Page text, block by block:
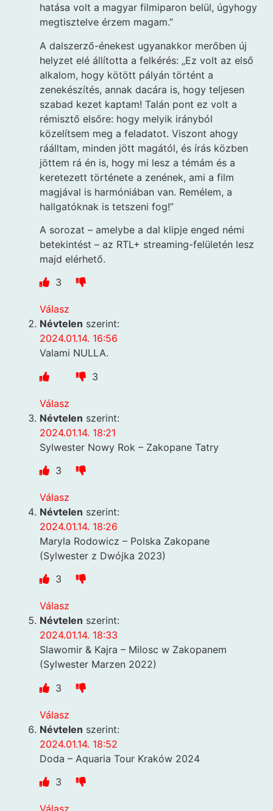
hatása volt a magyar filmiparon belül, úgyhogy
megtisztelve érzem magam.”
A dalszerző-énekest ugyanakkor merőben új
helyzet elé állította a felkérés: „Ez volt az első
alkalom, hogy kötött pályán történt a
zenekészítés, annak dacára is, hogy teljesen
szabad kezet kaptam! Talán pont ez volt a
rémisztő elsőre: hogy melyik irányból
közelítsem meg a feladatot. Viszont ahogy
ráálltam, minden jött magától, és írás közben
jöttem rá én is, hogy mi lesz a témám és a
keretezett története a zenének, ami a film
magjával is harmóniában van. Remélem, a
hallgatóknak is tetszeni fog!”
A sorozat – amelybe a dal klipje enged némi
betekintést – az RTL+ streaming-felületén lesz
majd elérhető.
3
Válasz
Névtelen szerint:
2024.01.14. 16:56
Valami NULLA.
3
Válasz
Névtelen szerint:
2024.01.14. 18:21
Sylwester Nowy Rok – Zakopane Tatry
3
Válasz
Névtelen szerint:
2024.01.14. 18:26
Maryla Rodowicz – Polska Zakopane
(Sylwester z Dwójka 2023)
3
Válasz
Névtelen szerint:
2024.01.14. 18:33
Slawomir & Kajra – Milosc w Zakopanem
(Sylwester Marzen 2022)
3
Válasz
Névtelen szerint:
2024.01.14. 18:52
Doda – Aquaria Tour Kraków 2024
3